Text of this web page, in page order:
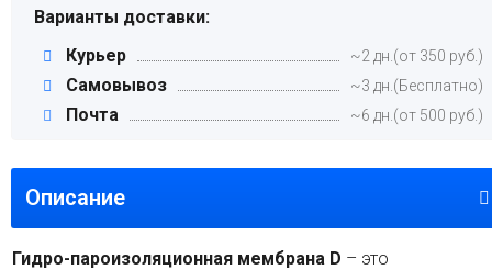
Варианты доставки:
Курьер
~2 дн.(от 350 руб.)
Самовывоз ~3 дн.(Бесплатно)
Почта ~6 дн.(от 500 руб.)
Описание
Гидро-пароизоляционная мембрана D – это